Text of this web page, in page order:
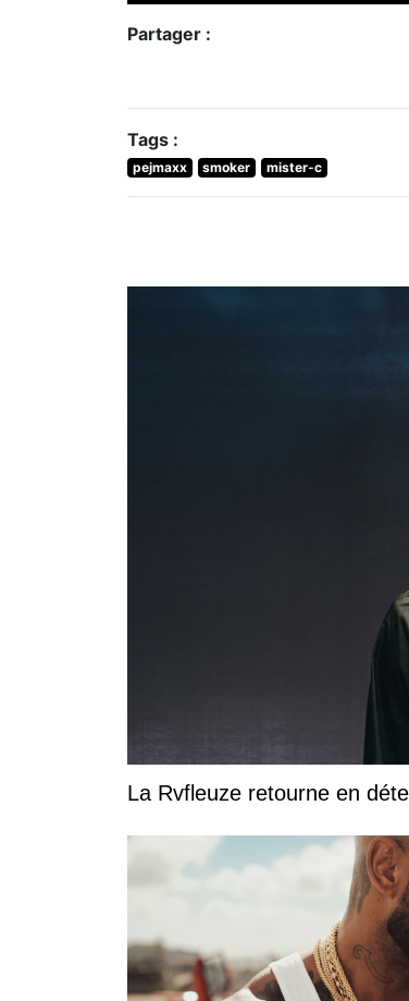
Partager :
Tags :
pejmaxx smoker mister-c
La Rvfleuze retourne en